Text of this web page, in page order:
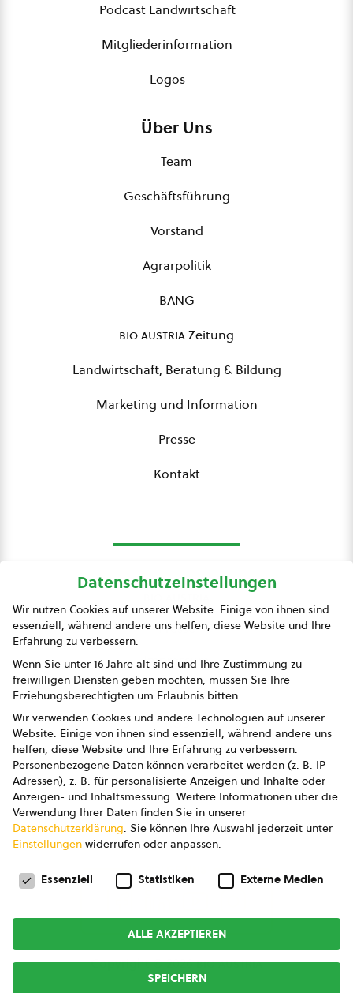
Podcast Landwirtschaft
Mitgliederinformation
Logos
Über Uns
Team
Geschäftsführung
Vorstand
Agrarpolitik
BANG
bio austriaZeitung
Landwirtschaft, Beratung & Bildung
Marketing und Information
Presse
Kontakt
Presse
Impressum
Datenschutz
AGB
AGB Marketing GmbH
AGB Bildung
Newsletter
Copyright © 2026bio austria
Datenschutzeinstellungen
Wir nutzen Cookies auf unserer Website. Einige von ihnen sind
essenziell, während andere uns helfen, diese Website und Ihre
Erfahrung zu verbessern.
Wenn Sie unter 16 Jahre alt sind und Ihre Zustimmung zu
freiwilligen Diensten geben möchten, müssen Sie Ihre
Erziehungsberechtigten um Erlaubnis bitten.
Wir verwenden Cookies und andere Technologien auf unserer
Website. Einige von ihnen sind essenziell, während andere uns
helfen, diese Website und Ihre Erfahrung zu verbessern.
Personenbezogene Daten können verarbeitet werden (z. B. IP-
Adressen), z. B. für personalisierte Anzeigen und Inhalte oder
Anzeigen- und Inhaltsmessung. Weitere Informationen über die
Verwendung Ihrer Daten finden Sie in unserer
Datenschutzerklärung. Sie können Ihre Auswahl jederzeit unter
Einstellungen widerrufen oder anpassen.
Datenschutzeinstellungen
Essenziell Statistiken Externe Medien
ALLE AKZEPTIEREN
SPEICHERN